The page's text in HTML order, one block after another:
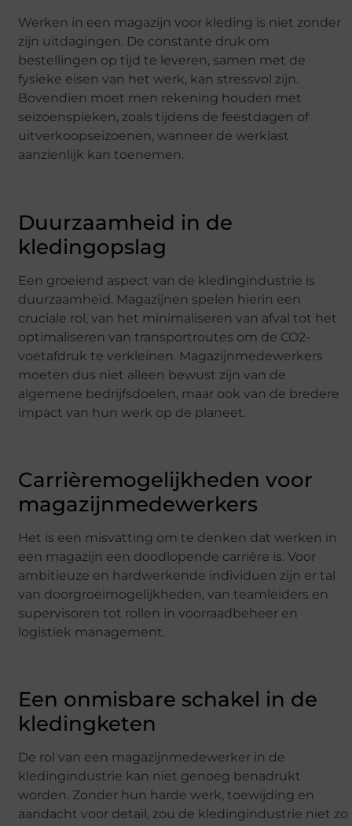
Werken in een magazijn voor kleding is niet zonder
zijn uitdagingen. De constante druk om
bestellingen op tijd te leveren, samen met de
fysieke eisen van het werk, kan stressvol zijn.
Bovendien moet men rekening houden met
seizoenspieken, zoals tijdens de feestdagen of
uitverkoopseizoenen, wanneer de werklast
aanzienlijk kan toenemen.
Duurzaamheid in de
kledingopslag
Een groeiend aspect van de kledingindustrie is
duurzaamheid. Magazijnen spelen hierin een
cruciale rol, van het minimaliseren van afval tot het
optimaliseren van transportroutes om de CO2-
voetafdruk te verkleinen. Magazijnmedewerkers
moeten dus niet alleen bewust zijn van de
algemene bedrijfsdoelen, maar ook van de bredere
impact van hun werk op de planeet.
Carrièremogelijkheden voor
magazijnmedewerkers
Het is een misvatting om te denken dat werken in
een magazijn een doodlopende carrière is. Voor
ambitieuze en hardwerkende individuen zijn er tal
van doorgroeimogelijkheden, van teamleiders en
supervisoren tot rollen in voorraadbeheer en
logistiek management.
Een onmisbare schakel in de
kledingketen
De rol van een magazijnmedewerker in de
kledingindustrie kan niet genoeg benadrukt
worden. Zonder hun harde werk, toewijding en
aandacht voor detail, zou de kledingindustrie niet zo